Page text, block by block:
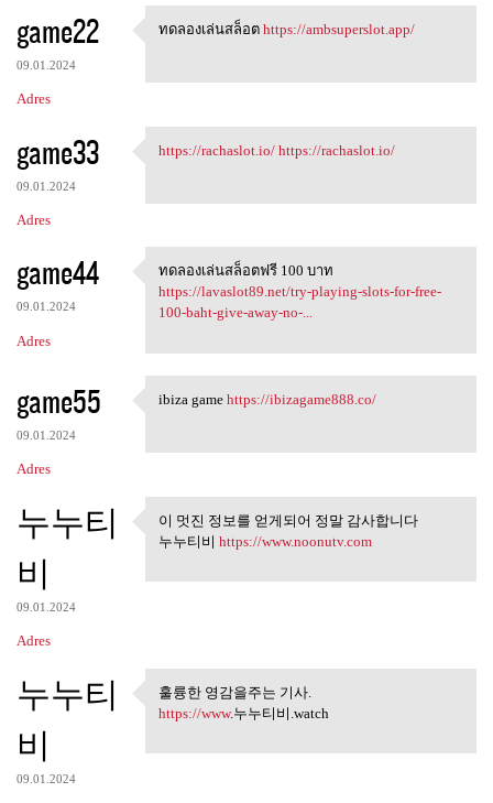
game22
09.01.2024
Adres
ทดลองเล่นสล็อต https:/
ทดลองเล่นสล็อต https://ambsuperslot.app/
game33
09.01.2024
Adres
https://rachaslot.io/ https:/
https://rachaslot.io/ https://rachaslot.io/
game44
09.01.2024
Adres
ทดลองเล่นสล็อตฟรี 100 บาท
ทดลองเล่นสล็อตฟรี 100 บาท
https://lavaslot89.net/try-playing-slots-for-free-
100-baht-give-away-no-...
game55
09.01.2024
Adres
ibiza game https:/
ibiza game https://ibizagame888.co/
누누티
비
09.01.2024
Adres
이 멋진 정보를 얻게되어 정말 감
이 멋진 정보를 얻게되어 정말 감사합니다
누누티비 https://www.noonutv.com
누누티
비
09.01.2024
훌륭한 영감을주는 기사.
훌륭한 영감을주는 기사.
https://www.누누티비.watch